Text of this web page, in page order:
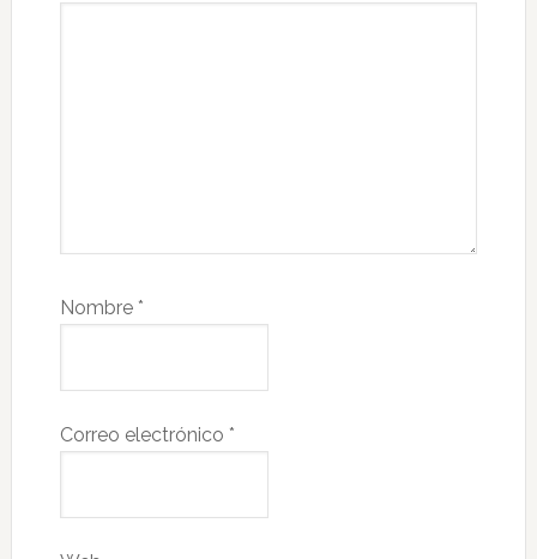
Nombre *
Correo electrónico *